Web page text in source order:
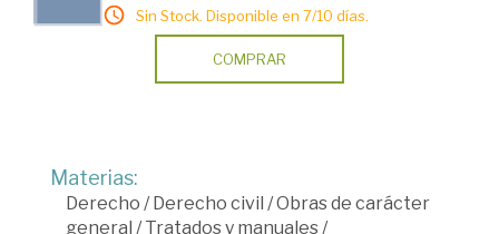
Sin Stock. Disponible en 7/10 días.
COMPRAR
Materias:
Derecho /Derecho civil /Obras de carácter
general /Tratados y manuales /